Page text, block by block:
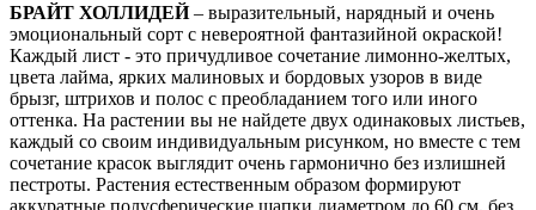
БРАЙТ ХОЛЛИДЕЙ– выразительный, нарядный и очень
эмоциональный сорт с невероятной фантазийной окраской!
Каждый лист - это причудливое сочетание лимонно-желтых,
цвета лайма, ярких малиновых и бордовых узоров в виде
брызг, штрихов и полос с преобладанием того или иного
оттенка. На растении вы не найдете двух одинаковых листьев,
каждый со своим индивидуальным рисунком, но вместе с тем
сочетание красок выглядит очень гармонично без излишней
пестроты. Растения естественным образом формируют
аккуратные полусферические шапки диаметром до 60 см, без